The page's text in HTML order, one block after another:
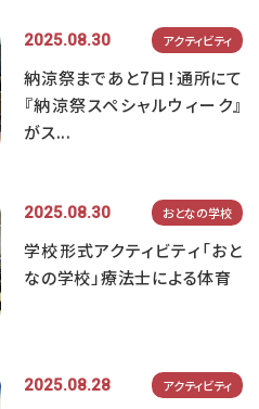
2025.08.30 アクティビティ
納涼祭まであと7日！通所にて
『納涼祭スペシャルウィーク』
がス...
2025.08.30 おとなの学校
学校形式アクティビティ「おと
なの学校」療法士による体育
2025.08.28 アクティビティ